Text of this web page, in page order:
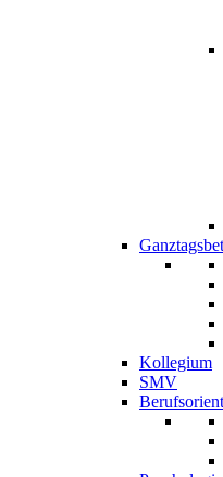
Kollegium
SMV